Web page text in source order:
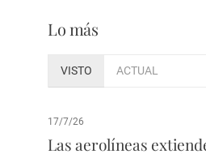
Lo más
VISTO ACTUAL
17/7/26
Las aerolíneas